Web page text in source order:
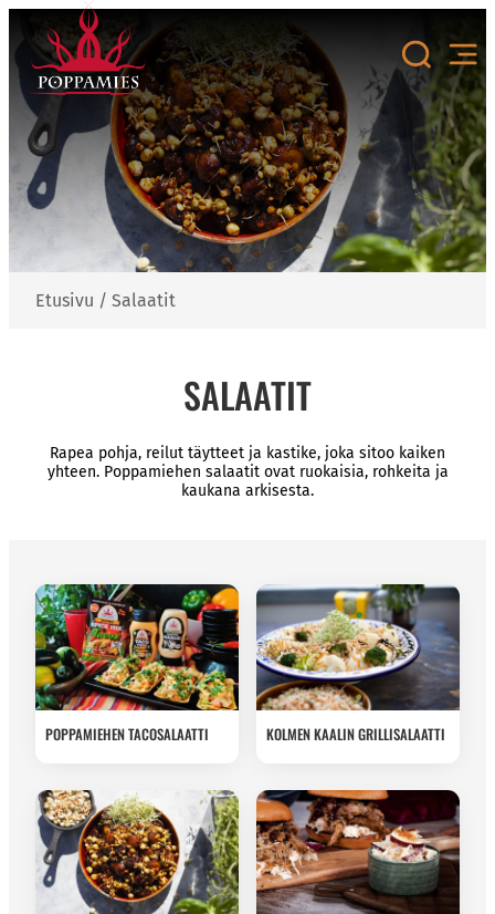
Siirry
sisältöön
Etusivu / Salaatit
SALAATIT
Rapea pohja, reilut täytteet ja kastike, joka sitoo kaiken
yhteen. Poppamiehen salaatit ovat ruokaisia, rohkeita ja
kaukana arkisesta.
POPPAMIEHEN TACOSALAATTI KOLMEN KAALIN GRILLISALAATTI